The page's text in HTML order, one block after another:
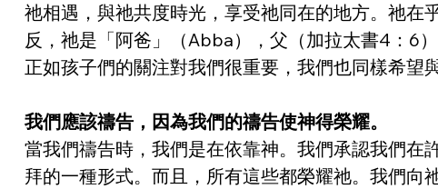
祂相遇，與祂共度時光，享受祂同在的地方。祂在
反，祂是「阿爸」（Abba），父（加拉太書4：6
正如孩子們的關注對我們很重要，我們也同樣希望
我們應該禱告，因為我們的禱告使神得榮耀。
當我們禱告時，我們是在依靠神。我們承認我們在
拜的一種形式。而且，所有這些都榮耀祂。我們